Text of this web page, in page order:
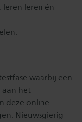
leren én
waarbij een
aan het
deze online
Nieuwsgierig